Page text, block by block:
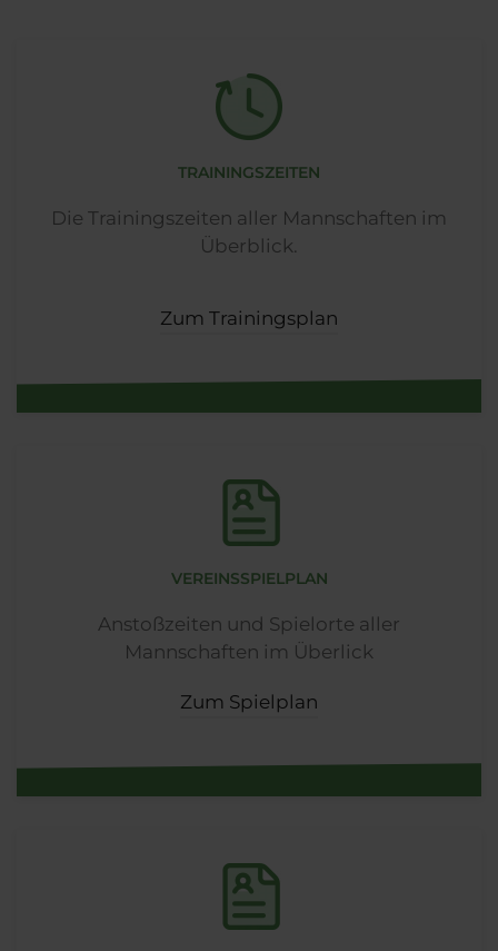
TRAININGSZEITEN
Die Trainingszeiten aller Mannschaften im
Überblick.
Zum Trainingsplan
VEREINSSPIELPLAN
Anstoßzeiten und Spielorte aller
Mannschaften im Überlick
Zum Spielplan